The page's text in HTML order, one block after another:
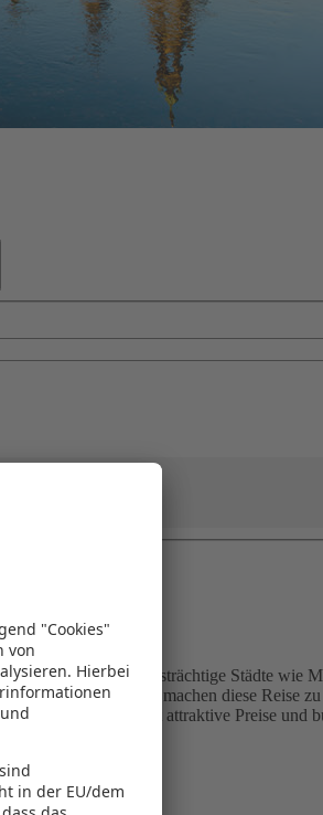
geschichtsträchtige Städte wie
Flusslandschaften machen diese Reise
Sie sich jetzt attraktive Preise und